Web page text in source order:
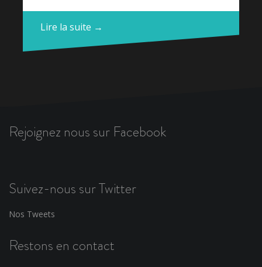
Lire la suite →
Rejoignez nous sur Facebook
Suivez-nous sur Twitter
Nos Tweets
Restons en contact